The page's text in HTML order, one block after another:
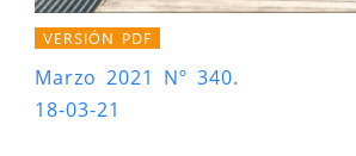
VERSIÓN PDF
Marzo 2021 Nº 340.
18-03-21